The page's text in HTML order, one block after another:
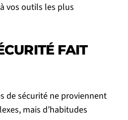
vos outils les plus
FAIT
de sécurité ne proviennent
mais d’habitudes